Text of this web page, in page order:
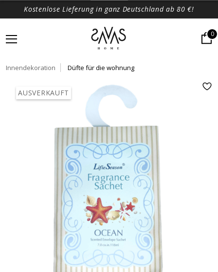
Kostenlose Lieferung in ganz Deutschland ab 80 €!
0
Innendekoration Düfte für die wohnung
AUSVERKAUFT